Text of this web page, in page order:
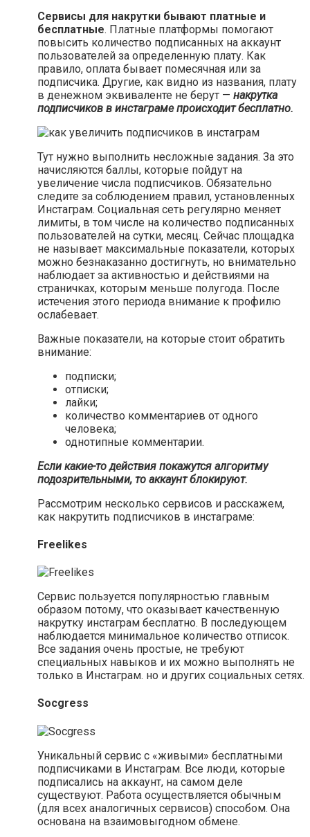
Сервисы для накрутки бывают платные и
бесплатные. Платные платформы помогают
повысить количество подписанных на аккаунт
пользователей за определенную плату. Как
правило, оплата бывает помесячная или за
подписчика. Другие, как видно из названия, плату
в денежном эквиваленте не берут — накрутка
подписчиков в инстаграме происходит бесплатно.
Тут нужно выполнить несложные задания. За это
начисляются баллы, которые пойдут на
увеличение числа подписчиков. Обязательно
следите за соблюдением правил, установленных
Инстаграм. Социальная сеть регулярно меняет
лимиты, в том числе на количество подписанных
пользователей на сутки, месяц. Сейчас площадка
не называет максимальные показатели, которых
можно безнаказанно достигнуть, но внимательно
наблюдает за активностью и действиями на
страничках, которым меньше полугода. После
истечения этого периода внимание к профилю
ослабевает.
Важные показатели, на которые стоит обратить
внимание:
подписки;
отписки;
лайки;
количество комментариев от одного
человека;
однотипные комментарии.
Если какие-то действия покажутся алгоритму
подозрительными, то аккаунт блокируют.
Рассмотрим несколько сервисов и расскажем,
как накрутить подписчиков в инстаграме:
Freelikes
Сервис пользуется популярностью главным
образом потому, что оказывает качественную
накрутку инстаграм бесплатно. В последующем
наблюдается минимальное количество отписок.
Все задания очень простые, не требуют
специальных навыков и их можно выполнять не
только в Инстаграм. но и других социальных сетях.
Socgress
Уникальный сервис с «живыми» бесплатными
подписчиками в Инстаграм. Все люди, которые
подписались на аккаунт, на самом деле
существуют. Работа осуществляется обычным
(для всех аналогичных сервисов) способом. Она
основана на взаимовыгодном обмене.